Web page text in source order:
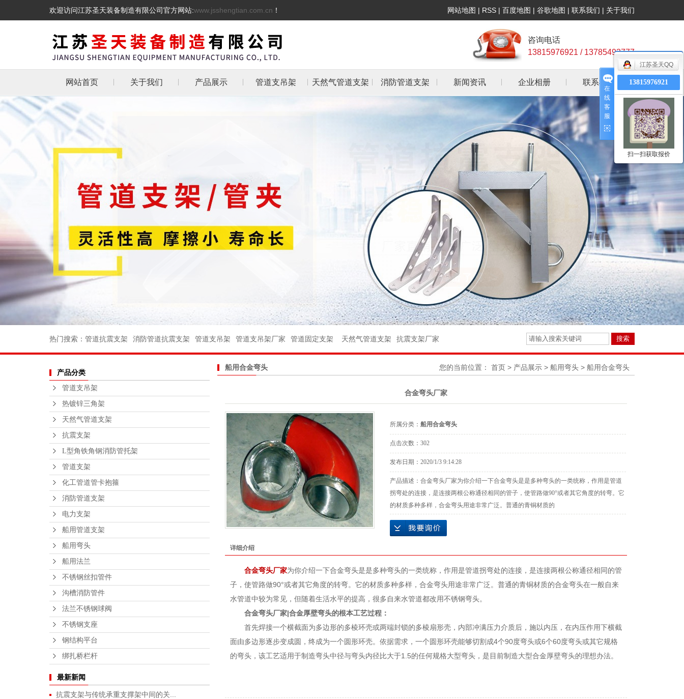
欢迎访问江苏圣天装备制造有限公司官方网站:www.jsshengtian.com.cn ！ 网站地图 | RSS | 百度地图 | 谷歌地图 | 联系我们 | 关于我们
咨询电话
13815976921 / 13785493777
网站首页 关于我们 产品展示
L型角铁角钢消防管
托架
管道支架
消防管道支架
不锈钢丝扣管件
沟槽消防管件
法兰不锈钢球阀
不锈钢支座
钢结构平台
管道支吊架 天然气管道支架 消防管道支架 新闻资讯
公司新闻
行业资讯
常见问答
企业相册 联系我们
热门搜索： 管道抗震支架 消防管道抗震支架 管道支吊架 管道支吊架厂家 管道固定支架 天然气管道支架 抗震支架厂家
产品分类
管道支吊架
热镀锌三角架
天然气管道支架
抗震支架
L型角铁角钢消防管托架
管道支架
化工管道管卡抱箍
消防管道支架
电力支架
船用管道支架
船用弯头
船用法兰
不锈钢丝扣管件
沟槽消防管件
法兰不锈钢球阀
不锈钢支座
钢结构平台
绑扎桥栏杆
最新新闻
抗震支架与传统承重支撑架中间的关...
船用合金弯头 您的当前位置： 首页 > 产品展示 > 船用弯头 > 船用合金弯头
合金弯头厂家
所属分类： 船用合金弯头
点击次数： 302
发布日期： 2020/1/3 9:14:28
产品描述： 合金弯头厂家为你介绍一下合金弯头是是多种弯头的一类统称，作用是管道
拐弯处的连接，是连接两根公称通径相同的管子，使管路做90°或者其它角度的转弯。它
的材质多种多样，合金弯头用途非常广泛。普通的青铜材质的
详细介绍
合金弯头厂家为你介绍一下合金弯头是是多种弯头的一类统称，作用是管道拐弯处的连接，是连接两根公称通径相同的管
子，使管路做90°或者其它角度的转弯。它的材质多种多样，合金弯头用途非常广泛。普通的青铜材质的合金弯头在一般自来
水管道中较为常见，但随着生活水平的提高，很多自来水管道都改用不锈钢弯头。
合金弯头厂家|合金厚壁弯头的根本工艺过程：
首先焊接一个横截面为多边形的多棱环壳或两端封锁的多棱扇形壳，内部冲满压力介质后，施以内压，在内压作用下横截
面由多边形逐步变成圆，终成为一个圆形环壳。依据需求，一个圆形环壳能够切割成4个90度弯头或6个60度弯头或其它规格
的弯头，该工艺适用于制造弯头中径与弯头内径比大于1.5的任何规格大型弯头，是目前制造大型合金厚壁弯头的理想办法。
在
线
客
服
江苏圣天QQ
13815976921
扫一扫获取报价